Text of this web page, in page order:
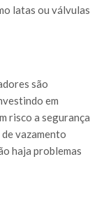
latas ou válvulas
são
em
risco a segurança
vazamento
haja problemas